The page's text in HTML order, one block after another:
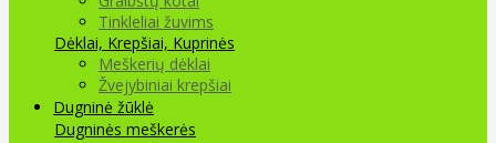
Tinkleliai žuvims
Dėklai, Krepšiai, Kuprinės
Meškerių dėklai
Žvejybiniai krepšiai
Dugninė žūklė
Dugninės meškerės